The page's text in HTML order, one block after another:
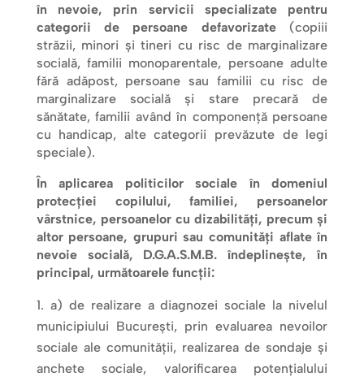
în nevoie, prin servicii specializate pentru
categorii de persoane defavorizate(copiii
străzii, minori şi tineri cu risc de marginalizare
socială, familii monoparentale, persoane adulte
fără adăpost, persoane sau familii cu risc de
marginalizare socială şi stare precară de
sănătate, familii având în componenţă persoane
cu handicap, alte categorii prevăzute de legi
speciale).
În aplicarea politicilor sociale în domeniul
protecției copilului, familiei, persoanelor
vârstnice, persoanelor cu dizabilități, precum și
altor persoane, grupuri sau comunități aflate în
nevoie socială, D.G.A.S.M.B. îndeplinește, în
principal, următoarele funcții:
a) de realizare a diagnozei sociale la nivelul
municipiului București, prin evaluarea nevoilor
sociale ale comunității, realizarea de sondaje și
anchete sociale, valorificarea potențialului